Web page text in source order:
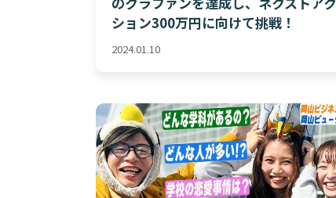
ション300万円に向けて挑戦！
2024.01.10